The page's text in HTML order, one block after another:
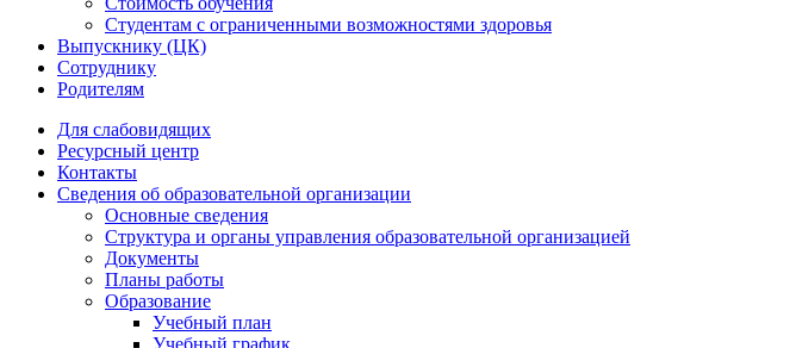
Студентам с ограниченными возможностями здоровья
Выпускнику (ЦК)
Сотруднику
Родителям
Для слабовидящих
Ресурсный центр
Контакты
Сведения об образовательной организации
Основные сведения
Структура и органы управления образовательной организацией
Документы
Планы работы
Образование
Учебный план
Учебный график